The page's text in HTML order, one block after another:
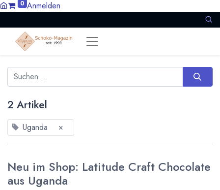
0 Anmelden
2 Artikel
Uganda ×
Neu im Shop: Latitude Craft Chocolate
aus Uganda